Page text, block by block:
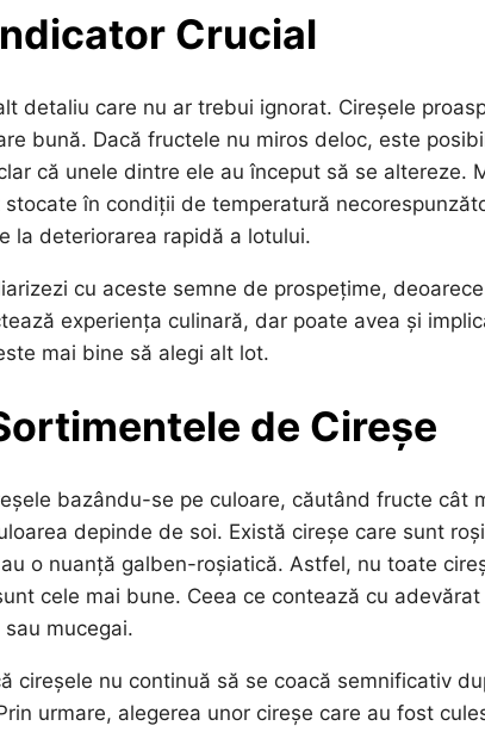
Crucial
detaliu care nu ar trebui ignorat. Cireșele
bună. Dacă fructele nu miros deloc, este
că unele dintre ele au început să se altereze.
în condiții de temperatură
la deteriorarea rapidă a lotului.
cu aceste semne de prospețime,
experiența culinară, dar poate avea și
mai bine să alegi alt lot.
de Cireșe
bazându-se pe culoare, căutând fructe cât
depinde de soi. Există cireșe care sunt
o nuanță galben-roșiatică. Astfel, nu toate
cele mai bune. Ceea ce contează cu
mucegai.
cireșele nu continuă să se coacă semnificativ
urmare, alegerea unor cireșe care au fost